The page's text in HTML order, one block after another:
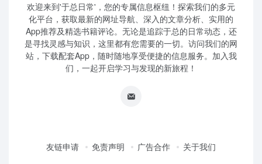
欢迎来到'于总日常'，您的专属信息枢纽！探索我们的多元
化平台，获取最新的网址导航、深入的文章分析、实用的
App推荐及精选书籍评论。无论是追踪于总的日常动态，还
是寻找灵感与知识，这里都有您需要的一切。访问我们的网
站，下载配套App，随时随地享受便捷的信息服务。加入我
们，一起开启学习与发现的新旅程！
友链申请 免责声明 广告合作 关于我们